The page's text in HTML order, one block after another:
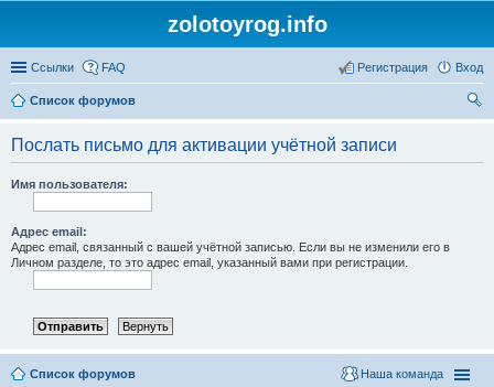
zolotoyrog.info
Ссылки FAQ Вход
Регистрация
Список форумов
Послать письмо для активации учётной записи
Имя пользователя:
Адрес email:
Адрес email, связанный с вашей учётной записью. Если вы не изменили его в
Личном разделе, то это адрес email, указанный вами при регистрации.
Список форумов Наша команда